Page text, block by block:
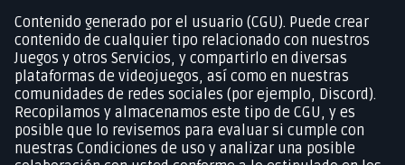
Contenido generado por el usuario (CGU). Puede crear
contenido de cualquier tipo relacionado con nuestros
Juegos y otros Servicios, y compartirlo en diversas
plataformas de videojuegos, así como en nuestras
comunidades de redes sociales (por ejemplo, Discord).
Recopilamos y almacenamos este tipo de CGU, y es
posible que lo revisemos para evaluar si cumple con
nuestras Condiciones de uso y analizar una posible